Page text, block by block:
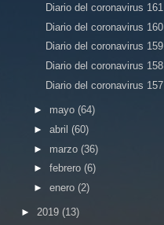
Diario del coronavirus 161
Diario del coronavirus 160
Diario del coronavirus 159
Diario del coronavirus 158
Diario del coronavirus 157
► mayo (64)
► abril (60)
► marzo (36)
► febrero (6)
► enero (2)
► 2019 (13)